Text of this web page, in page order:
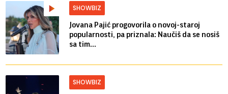
SHOWBIZ
Jovana Pajić progovorila o novoj-staroj
popularnosti, pa priznala: Naučiš da se nosiš
sa tim...
SHOWBIZ